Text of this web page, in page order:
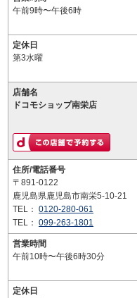
午前9時〜午後6時
定休日
第3水曜
店舗名
ドコモショップ南栄店
住所/電話番号
〒891-0122
鹿児島県鹿児島市南栄5-10-21
TEL： 0120-280-061
TEL： 099-263-1801
営業時間
午前10時〜午後6時30分
定休日